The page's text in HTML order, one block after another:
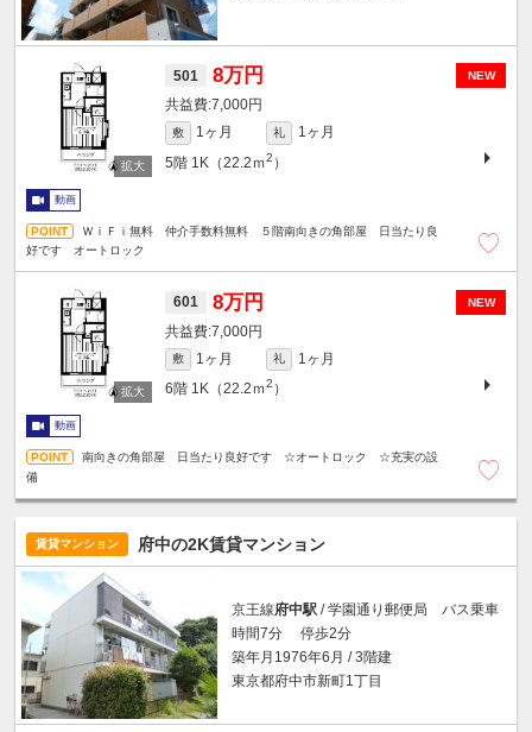
NEW
501 8万円
7,000円
敷 1ヶ月 礼
1ヶ月
5階 1K（22.2ｍ2 ）
動画
ＷｉＦｉ無料 仲介手数料無料 ５階南向きの角部屋 日当たり良
好です オートロック
NEW
601 8万円
7,000円
敷 1ヶ月 礼
1ヶ月
6階 1K（22.2ｍ2 ）
動画
南向きの角部屋 日当たり良好です ☆オートロック ☆充実の設
備
賃貸マンション 府中の2K賃貸マンション
京王線府中駅 / 学園通り郵便局 バス乗車
時間7分 停歩2分
築年月1976年6月 / 3階建
東京都府中市新町1丁目